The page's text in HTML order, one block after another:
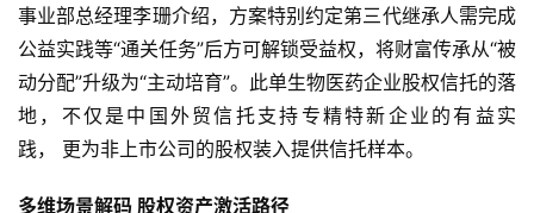
事业部总经理李珊介绍，方案特别约定第三代继承人需完成
公益实践等“通关任务”后方可解锁受益权，将财富传承从“被
动分配”升级为“主动培育”。此单生物医药企业股权信托的落
地，不仅是中国外贸信托支持专精特新企业的有益实
践， 更为非上市公司的股权装入提供信托样本。
多维场景解码 股权资产激活路径